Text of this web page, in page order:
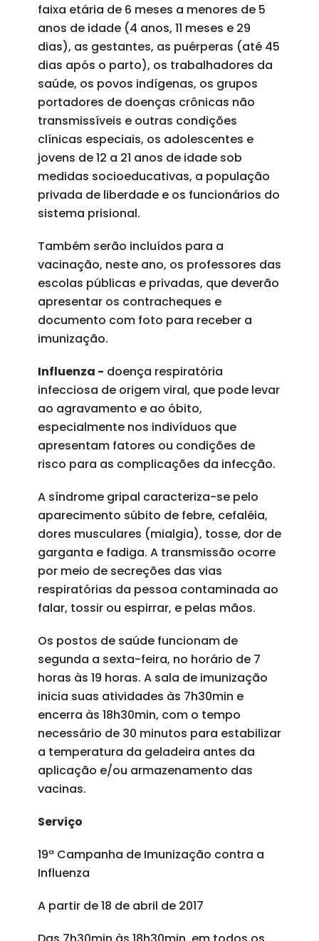
faixa etária de 6 meses a menores de 5
anos de idade (4 anos, 11 meses e 29
dias), as gestantes, as puérperas (até 45
dias após o parto), os trabalhadores da
saúde, os povos indígenas, os grupos
portadores de doenças crônicas não
transmissíveis e outras condições
clínicas especiais, os adolescentes e
jovens de 12 a 21 anos de idade sob
medidas socioeducativas, a população
privada de liberdade e os funcionários do
sistema prisional.
Também serão incluídos para a
vacinação, neste ano, os professores das
escolas públicas e privadas, que deverão
apresentar os contracheques e
documento com foto para receber a
imunização.
Influenza - doença respiratória
infecciosa de origem viral, que pode levar
ao agravamento e ao óbito,
especialmente nos indivíduos que
apresentam fatores ou condições de
risco para as complicações da infecção.
A síndrome gripal caracteriza-se pelo
aparecimento súbito de febre, cefaléia,
dores musculares (mialgia), tosse, dor de
garganta e fadiga. A transmissão ocorre
por meio de secreções das vias
respiratórias da pessoa contaminada ao
falar, tossir ou espirrar, e pelas mãos.
Os postos de saúde funcionam de
segunda a sexta-feira, no horário de 7
horas às 19 horas. A sala de imunização
inicia suas atividades às 7h30min e
encerra às 18h30min, com o tempo
necessário de 30 minutos para estabilizar
a temperatura da geladeira antes da
aplicação e/ou armazenamento das
vacinas.
Serviço
19ª Campanha de Imunização contra a
Influenza
A partir de 18 de abril de 2017